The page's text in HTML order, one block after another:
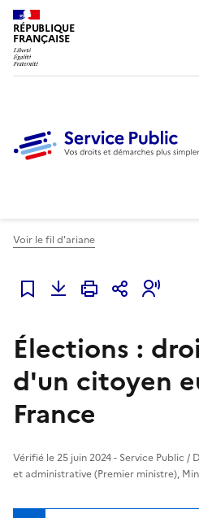
RÉPUBLIQUE
FRANÇAISE
Voir le fil d'ariane
Ajouter à mes favoris
Élections :
d'un citoyen
France
Vérifié le 25 juin 2024 - Service Public
et administrative (Premier ministre),